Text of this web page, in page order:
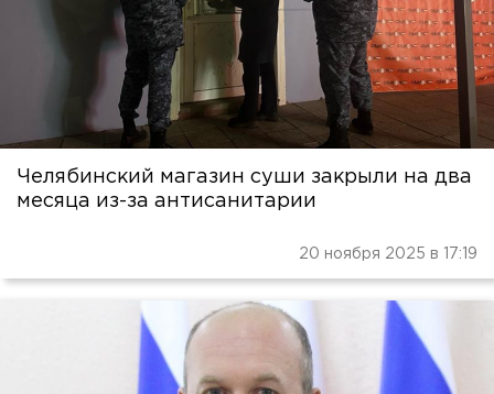
Челябинский магазин суши закрыли на два
месяца из-за антисанитарии
20 ноября 2025 в 17:19